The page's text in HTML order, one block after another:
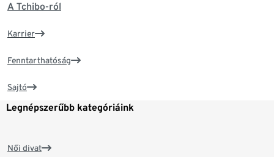
A Tchibo-ról
Karrier
Fenntarthatóság
Sajtó
Legnépszerűbb kategóriáink
Női divat